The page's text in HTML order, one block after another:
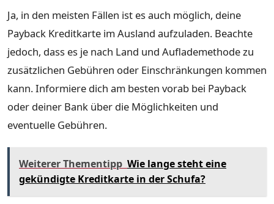
Ja, in den meisten Fällen ist es auch möglich, deine
Payback Kreditkarte im Ausland aufzuladen. Beachte
jedoch, dass es je nach Land und Auflademethode zu
zusätzlichen Gebühren oder Einschränkungen kommen
kann. Informiere dich am besten vorab bei Payback
oder deiner Bank über die Möglichkeiten und
eventuelle Gebühren.
Weiterer Thementipp Wie lange steht eine
gekündigte Kreditkarte in der Schufa?